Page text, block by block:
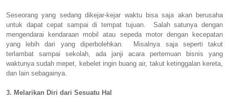
Seseorang yang sedang dikejar-kejar waktu bisa saja akan berusaha
untuk dapat cepat sampai di tempat tujuan. Salah satunya dengan
mengendarai kendaraan mobil atau sepeda motor dengan kecepatan
yang lebih dari yang diperbolehkan. Misalnya saja seperti takut
terlambat sampai sekolah, ada janji acara pertemuan bisnis yang
waktunya sudah mepet, kebelet ingin buang air, takut ketinggalan kereta,
dan lain sebagainya.
3. Melarikan Diri dari Sesuatu Hal